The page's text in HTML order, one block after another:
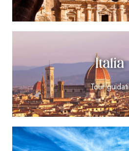
Italia
Tour guidati